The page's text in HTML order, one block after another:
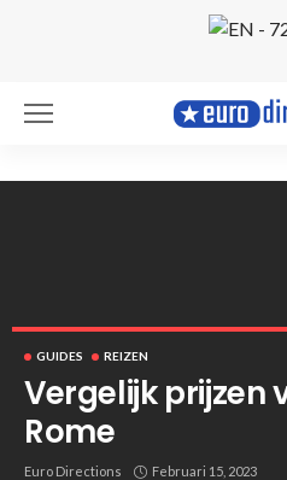
GUIDES REIZEN
Vergelijk prijzen
Rome
Euro Directions Februari 15, 2023